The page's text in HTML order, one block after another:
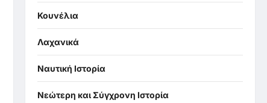
Κουνέλια
Λαχανικά
Ναυτική Ιστορία
Νεώτερη και Σύγχρονη Ιστορία